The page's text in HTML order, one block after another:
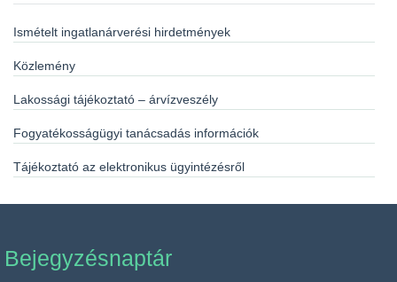
Ismételt ingatlanárverési hirdetmények
Közlemény
Lakossági tájékoztató – árvízveszély
Fogyatékosságügyi tanácsadás információk
Tájékoztató az elektronikus ügyintézésről
Bejegyzésnaptár